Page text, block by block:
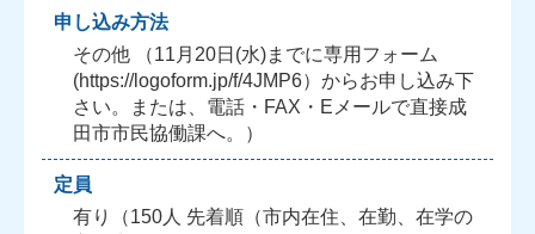
申し込み方法
その他 （11月20日(水)までに専用フォーム
(https://logoform.jp/f/4JMP6）からお申し込み下
さい。または、電話・FAX・Eメールで直接成
田市市民協働課へ。）
定員
有り（150人 先着順（市内在住、在勤、在学の